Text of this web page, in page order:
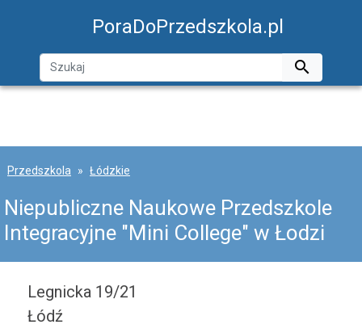
PoraDoPrzedszkola.pl

Przedszkola Łódzkie
Niepubliczne Naukowe Przedszkole
Integracyjne "Mini College" w Łodzi
Legnicka 19/21
Łódź